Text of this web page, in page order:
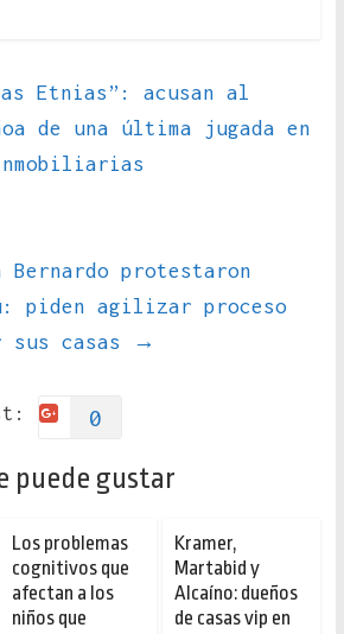
Etnias”: acusan al
de una última jugada en
Bernardo protestaron
piden agilizar proceso
casas
→
0
puede gustar
Los problemas
cognitivos que
afectan a los
niños que
Kramer,
Martabid y
Alcaíno: dueños
de casas vip en